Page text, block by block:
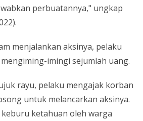
perbuatannya," ungkap
menjalankan aksinya, pelaku
imingi sejumlah uang.
rayu, pelaku mengajak korban
untuk melancarkan aksinya.
ketahuan oleh warga